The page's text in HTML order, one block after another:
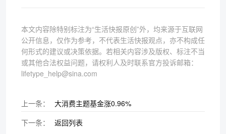
本文内容除特别标注为“生活快报原创”外，均来源于互联网
公开信息，仅作为参考，不代表生活快报观点，亦不构成任
何形式的建议或决策依据。若相关内容涉及版权、标注不当
或其他合法权益问题，请权利人及时联系官方投诉邮箱：
lifetype_help@sina.com
上一条：
大消费主题基金涨0.96%
下一条：
返回列表